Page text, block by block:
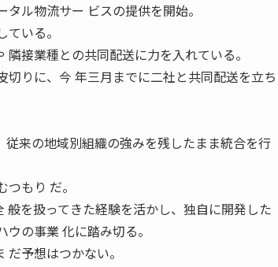
ル物流サー ビスの提供を開始。
いる。
接業種との共同配送に力を入れている。
りに、今 年三月までに二社と共同配送を立ち
来の地域別組織の強みを残したまま統合を行
もり だ。
を扱ってきた経験を活かし、独自に開発した
の事業 化に踏み切る。
予想はつかない。